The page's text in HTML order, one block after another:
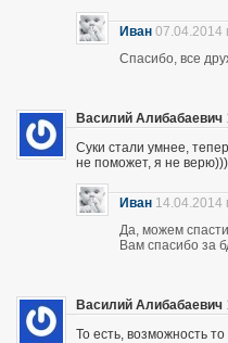
Иван 07.04.2014
Спасибо, все
Василий Алибабаевич
Суки стали умнее,
не поможет, я не верю)))
Иван 14.04.2014
Да, можем
Вам спасибо за
Василий Алибабаевич
То есть, возможность